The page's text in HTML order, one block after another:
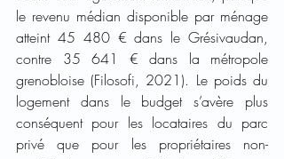
le revenu médian disponible par ménage
atteint 45 480 € dans le Grésivaudan,
contre 35 641 € dans la métropole
grenobloise (Filosofi, 2021). Le poids du
logement dans le budget s’avère plus
conséquent pour les locataires du parc
privé que pour les propriétaires non-